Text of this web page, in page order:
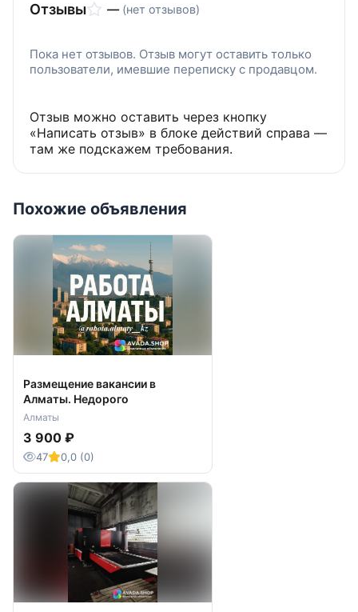
Отзывы — (нет отзывов)
Пока нет отзывов. Отзыв могут оставить только
пользователи, имевшие переписку с продавцом.
Отзыв можно оставить через кнопку
«Написать отзыв» в блоке действий справа —
там же подскажем требования.
Похожие объявления
Размещение вакансии в
Алматы. Недорого
Алматы
3 900 ₽
47 0,0 (0)